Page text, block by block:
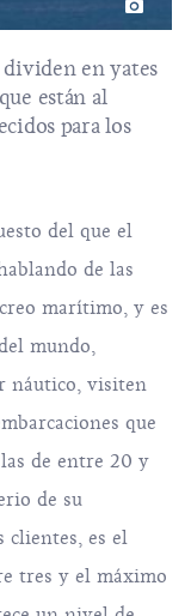
dividen en yates
están al
para los
del que el
de las
marítimo, y es
mundo,
náutico, visiten
que
de entre 20 y
de su
clientes, es el
tres y el máximo